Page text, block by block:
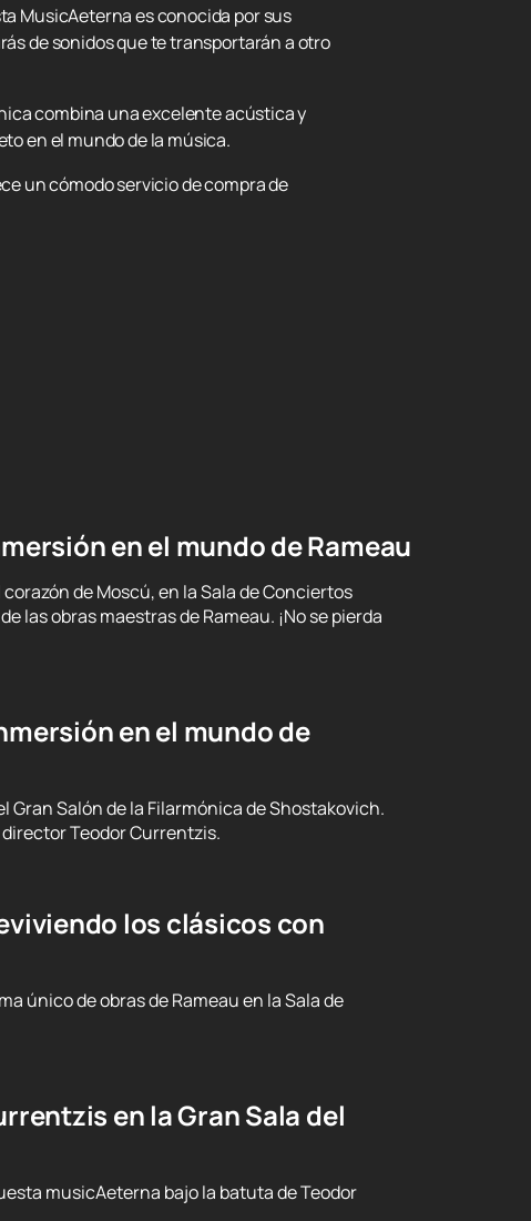
MusicAeterna es conocida por sus
de sonidos que te transportarán a otro
combina una excelente acústica y
en el mundo de la música.
un cómodo servicio de compra de
en el mundo de Rameau
de Moscú, en la Sala de Conciertos
las obras maestras de Rameau. ¡No se pierda
en el mundo de
Salón de la Filarmónica de Shostakovich.
Teodor Currentzis.
los clásicos con
único de obras de Rameau en la Sala de
en la Gran Sala del
musicAeterna bajo la batuta de Teodor